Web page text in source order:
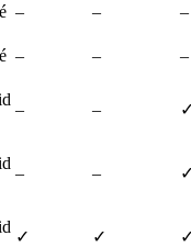
– –
–
– –
–
– –
– –
✓ ✓